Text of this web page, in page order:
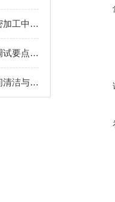
数控机床链板排屑机在精密加工中的应用优势说明
加工中心排屑机的安装与调试要点说明
机床自动排屑机是提升车间清洁与效率的设备